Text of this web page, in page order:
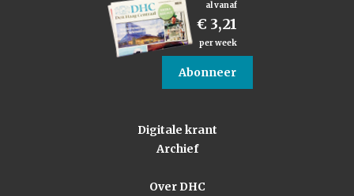
al vanaf
€ 3,21
per week
Abonneer
Digitale krant
Archief
Over DHC